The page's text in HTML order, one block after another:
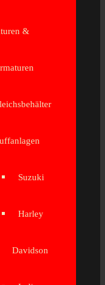
&
Suzuki
Harley
Davidson